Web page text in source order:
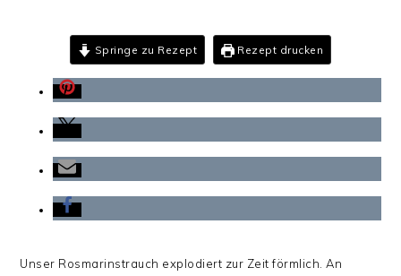
Springe zu Rezept Rezept drucken
Unser Rosmarinstrauch explodiert zur Zeit förmlich. An